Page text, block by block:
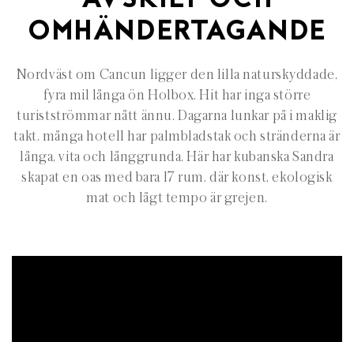
OMHÄNDERTAGANDE
Nordväst om Cancun ligger den lilla naturskyddade,
fyra mil långa ön Holbox. Hit har inga större
turistströmmar nått ännu. Dagarna lunkar på i maklig
takt, många hotell har palmbladstak och stränderna är
långa, vita och långgrunda. Här har kubanska Sandra
skapat en oas med bara 17 rum, där konst, ekologisk
mat och lågt tempo är grejen.